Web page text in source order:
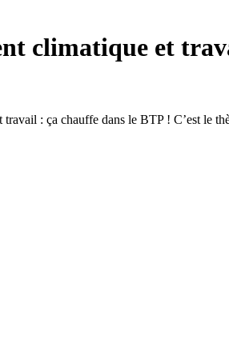
climatique et
: ça chauffe dans le BTP ! C’est le